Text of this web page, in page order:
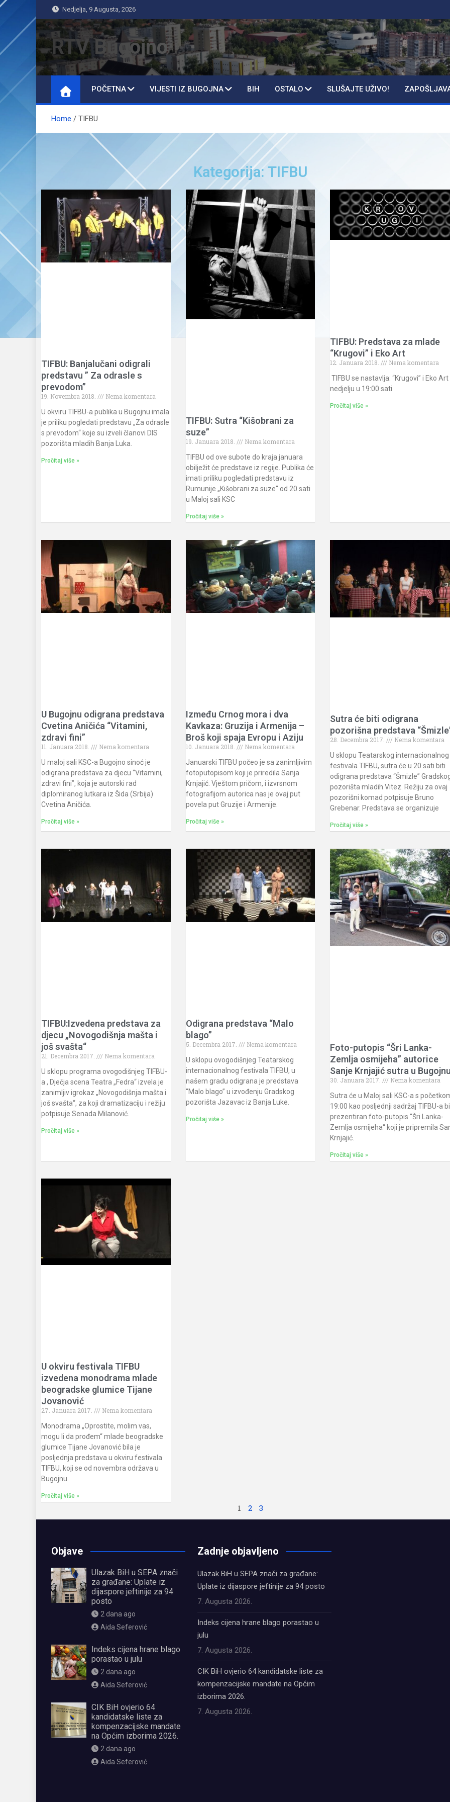
Nedjelja, 9 Augusta, 2026
RTV Bugojno
POČETNA VIJESTI IZ BUGOJNA BIH OSTALO SLUŠAJTE UŽIVO!
Home TIFBU
Kategorija: TIFBU
TIFBU: Banjalučani odigrali
predstavu ” Za odrasle s
prevodom”
19. Novembra 2018.
Nema komentara
U okviru TIFBU-a publika u Bugojnu imala
je priliku pogledati predstavu „Za odrasle
s prevodom“ koje su izveli članovi DIS
pozorišta mladih Banja Luka.
Pročitaj više »
TIFBU: Sutra “Kišobrani za
suze”
19. Januara 2018.
Nema komentara
TIFBU od ove subote do kraja januara
obilježit će predstave iz regije. Publika će
imati priliku pogledati predstavu iz
Rumunije „Kišobrani za suze“ od 20 sati
u Maloj sali KSC
Pročitaj više »
TIFBU: Predstava za mlade
“Krugovi” i Eko Art
12. Januara 2018.
Nema komentara
TIFBU se nastavlja: “Krugovi” i Eko Art
nedjelju u 19:00 sati
Pročitaj više »
U Bugojnu odigrana predstava
Cvetina Aničića “Vitamini,
zdravi fini”
11. Januara 2018.
Nema komentara
U maloj sali KSC-a Bugojno sinoć je
odigrana predstava za djecu “Vitamini,
zdravi fini”, koja je autorski rad
diplomiranog lutkara iz Šida (Srbija)
Cvetina Aničića.
Pročitaj više »
Između Crnog mora i dva
Kavkaza: Gruzija i Armenija –
Broš koji spaja Evropu i Aziju
10. Januara 2018.
Nema komentara
Januarski TIFBU počeo je sa zanimljivim
fotoputopisom koji je priredila Sanja
Krnjajić. Vještom pričom, i izvrsnom
fotografijom autorica nas je ovaj put
povela put Gruzije i Armenije.
Pročitaj više »
Sutra će biti odigrana
pozorišna predstava
28. Decembra 2017.
Nema komentara
U sklopu Teatarskog internacionalnog
festivala TIFBU, sutra će u 20 sati biti
odigrana predstava “Šmizle”
pozorišta mladih Vitez. Režiju za ovaj
pozorišni komad potpisuje Bruno
Grebenar. Predstava se organizuje
Pročitaj više »
TIFBU:Izvedena predstava za
djecu „Novogodišnja mašta i
još svašta“
21. Decembra 2017.
Nema komentara
U sklopu programa ovogodišnjeg TIFBU-
a , Dječja scena Teatra „Fedra“ izvela je
zanimljiv igrokaz „Novogodišnja mašta i
još svašta“, za koji dramatizaciju i režiju
potpisuje Senada Milanović.
Pročitaj više »
Odigrana predstava “Malo
blago”
5. Decembra 2017.
Nema komentara
U sklopu ovogodišnjeg Teatarskog
internacionalnog festivala TIFBU, u
našem gradu odigrana je predstava
“Malo blago” u izvođenju Gradskog
pozorišta Jazavac iz Banja Luke.
Pročitaj više »
Foto-putopis “Šri Lanka-
Zemlja osmijeha” autorice
Sanje Krnjajić sutra u
30. Januara 2017.
Nema komentara
Sutra će u Maloj sali KSC-a s
19:00 kao posljednji sadržaj TIFBU-a
prezentiran foto-putopis “Šri Lanka-
Zemlja osmijeha“ koji je pripremila
Krnjajić.
Pročitaj više »
U okviru festivala TIFBU
izvedena monodrama mlade
beogradske glumice Tijane
Jovanović
27. Januara 2017.
Nema komentara
Monodrama „Oprostite, molim vas,
mogu li da prođem“ mlade beogradske
glumice Tijane Jovanović bila je
posljednja predstava u okviru festivala
TIFBU, koji se od novembra održava u
Bugojnu.
Pročitaj više »
1 2 3
Objave
Ulazak BiH u SEPA znači
za građane: Uplate iz
dijaspore jeftinije za 94
posto
2 dana ago
Aida Seferović
Indeks cijena hrane blago
porastao u julu
2 dana ago
Aida Seferović
CIK BiH ovjerio 64
kandidatske liste za
kompenzacijske mandate
na Općim izborima 2026.
2 dana ago
Aida Seferović
Zadnje objavljeno
Ulazak BiH u SEPA znači za građane:
Uplate iz dijaspore jeftinije za 94 posto
7. Augusta 2026.
Indeks cijena hrane blago porastao u
julu
7. Augusta 2026.
CIK BiH ovjerio 64 kandidatske liste za
kompenzacijske mandate na Općim
izborima 2026.
7. Augusta 2026.